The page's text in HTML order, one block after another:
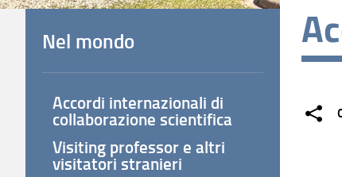
Nel mondo
Accordi internazionali di
collaborazione scientifica
Visiting professor e altri
visitatori stranieri